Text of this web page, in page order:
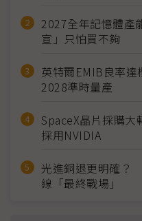
2027全年記憶體
宣」只怕買不夠
英特爾EMIB良率
2028準時量產
SpaceX晶片採購
採用NVIDIA
光進銅退更明確？
線「最終戰場」